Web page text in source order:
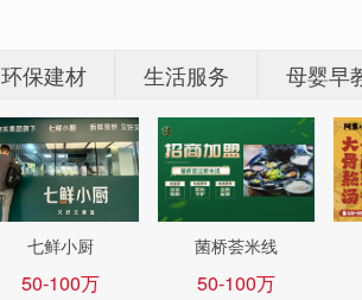
环保建材 生活服务 母婴早
七鲜小厨
50-100万
菌桥荟米线
50-100万